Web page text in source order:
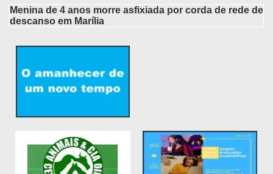
Menina de 4 anos morre asfixiada por corda de rede de
descanso em Marília